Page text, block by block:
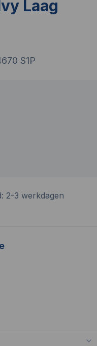
Laag
S1P
2-3 werkdagen